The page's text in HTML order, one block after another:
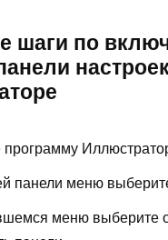
шаги по
программу
панели меню
меню выберите